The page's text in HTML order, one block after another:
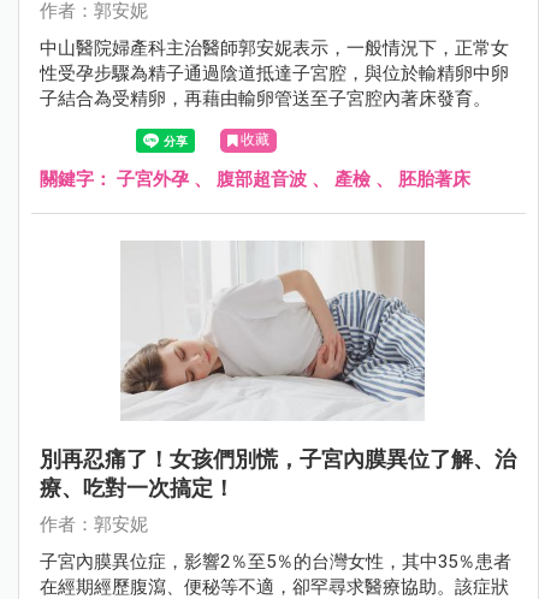
作者：郭安妮
中山醫院婦產科主治醫師郭安妮表示，一般情況下，正常女
性受孕步驟為精子通過陰道抵達子宮腔，與位於輸精卵中卵
子結合為受精卵，再藉由輸卵管送至子宮腔內著床發育。
收藏
關鍵字： 子宮外孕 、 腹部超音波 、 產檢 、 胚胎著床
別再忍痛了！女孩們別慌，子宮內膜異位了解、治
療、吃對一次搞定！
作者：郭安妮
子宮內膜異位症，影響2％至5％的台灣女性，其中35％患者
在經期經歷腹瀉、便秘等不適，卻罕尋求醫療協助。該症狀